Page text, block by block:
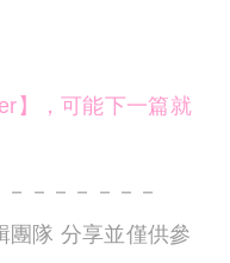
】，可能下一篇就
－－－－－－
團隊 分享並僅供參